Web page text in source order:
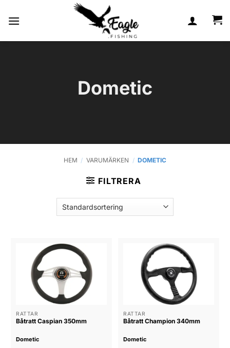
Dometic
HEM / VARUMÄRKEN / DOMETIC
FILTRERA
RATTAR
Båtratt Caspian 350mm
Dometic
RATTAR
Båtratt Champion 340mm
Dometic